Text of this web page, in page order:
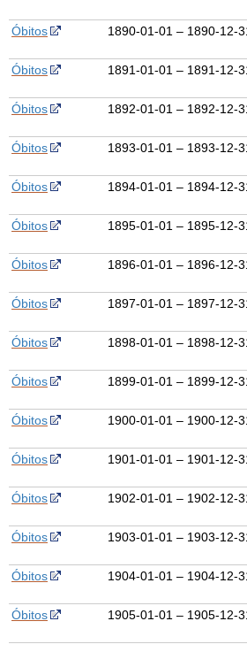
Óbitos 1890-01-01 – 1890-12-
Óbitos 1891-01-01 – 1891-12-
Óbitos 1892-01-01 – 1892-12-
Óbitos 1893-01-01 – 1893-12-
Óbitos 1894-01-01 – 1894-12-
Óbitos 1895-01-01 – 1895-12-
Óbitos 1896-01-01 – 1896-12-
Óbitos 1897-01-01 – 1897-12-
Óbitos 1898-01-01 – 1898-12-
Óbitos 1899-01-01 – 1899-12-
Óbitos 1900-01-01 – 1900-12-
Óbitos 1901-01-01 – 1901-12-
Óbitos 1902-01-01 – 1902-12-
Óbitos 1903-01-01 – 1903-12-
Óbitos 1904-01-01 – 1904-12-
Óbitos 1905-01-01 – 1905-12-